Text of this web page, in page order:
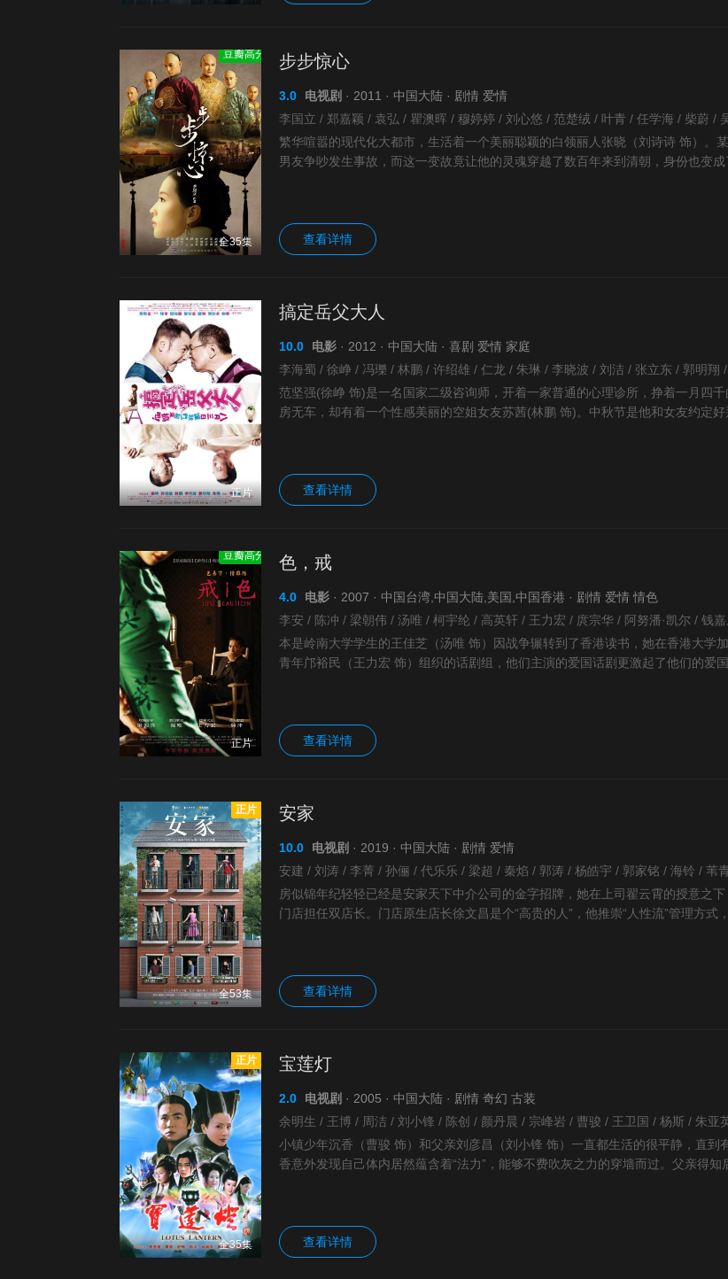
豆瓣高分
全35集
步步惊心
3.0 电视剧 · 2011 · 中国大陆 · 剧情 爱情
繁华喧嚣的现代化大都市，生活着一个美丽聪颖的白领丽人张晓（刘诗诗 饰）。
男友争吵发生事故，而这一变故竟让他的灵魂穿越了数百年来到清朝，身份也变成
查看详情
正片
搞定岳父大人
10.0 电影· 2012 · 中国大陆 · 喜剧 爱情 家庭
范坚强(徐峥 饰)是一名国家二级咨询师，开着一家普通的心理诊所，挣着一月四
房无车，却有着一个性感美丽的空姐女友苏茜(林鹏 饰)。中秋节是他和女友约定好
查看详情
豆瓣高分
正片
色，戒
4.0 电影· 2007 · 中国台湾,中国大陆,美国,中国香港 · 剧情 爱情 情色
本是岭南大学学生的王佳芝（汤唯 饰）因战争辗转到了香港读书，她在香港大学
青年邝裕民（王力宏 饰）组织的话剧组，他们主演的爱国话剧更激起了他们的爱国
查看详情
正片
全53集
安家
10.0 电视剧 · 2019 · 中国大陆 · 剧情 爱情
房似锦年纪轻轻已经是安家天下中介公司的金字招牌，她在上司翟云霄的授意之
门店担任双店长。门店原生店长徐文昌是个“高贵的人”，他推崇“人性流”管理方式
查看详情
正片
全35集
宝莲灯
2.0 电视剧 · 2005 · 中国大陆 · 剧情 奇幻 古装
小镇少年沉香（曹骏 饰）和父亲刘彦昌（刘小锋 饰）一直都生活的很平静，直到
香意外发现自己体内居然蕴含着“法力”，能够不费吹灰之力的穿墙而过。父亲得知
查看详情